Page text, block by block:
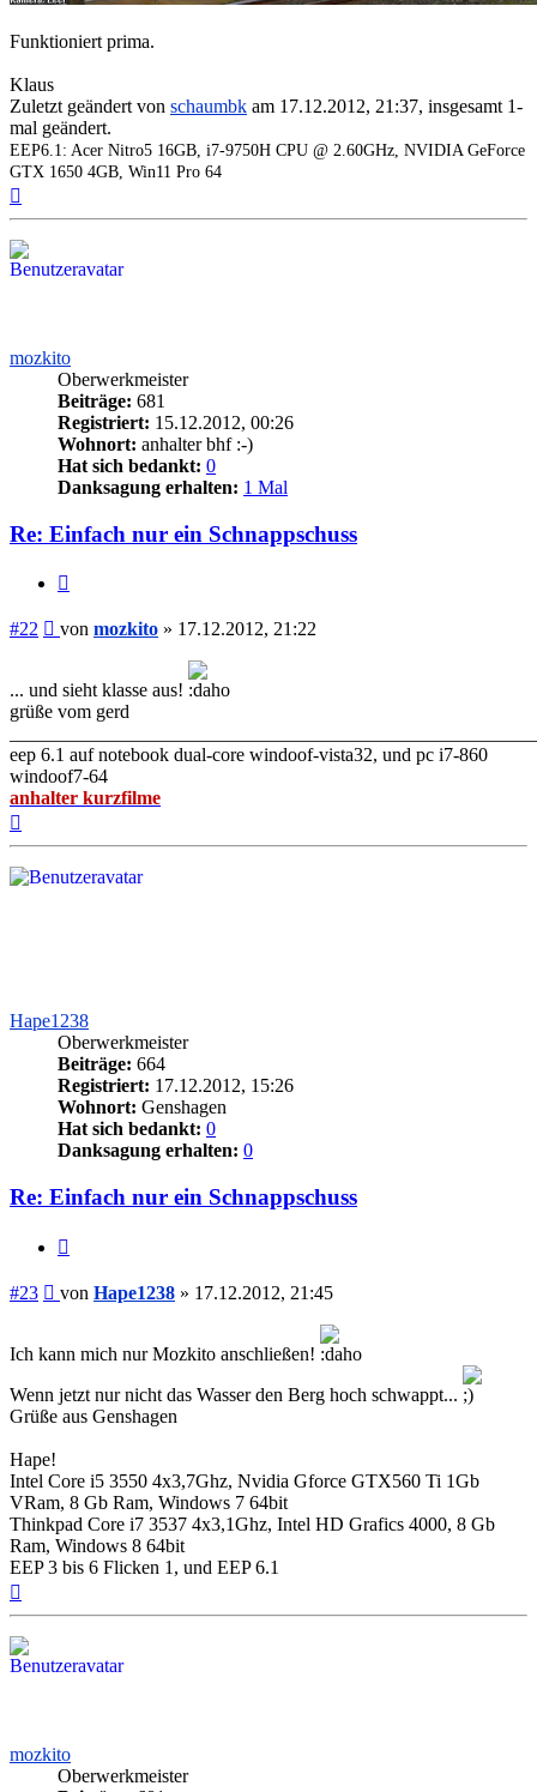
Funktioniert prima.
Klaus
Zuletzt geändert von schaumbk am 17.12.2012, 21:37, insgesamt 1-
mal geändert.
EEP6.1: Acer Nitro5 16GB, i7-9750H CPU @ 2.60GHz, NVIDIA GeForce
GTX 1650 4GB, Win11 Pro 64
mozkito
Oberwerkmeister
Beiträge: 681
Registriert: 15.12.2012, 00:26
Wohnort: anhalter bhf :-)
Hat sich bedankt: 0
Danksagung erhalten: 1 Mal
Re: Einfach nur ein Schnappschuss
#22 Beitrag
von mozkito » 17.12.2012, 21:22
... und sieht klasse aus!
grüße vom gerd
eep 6.1 auf notebook dual-core windoof-vista32, und pc i7-860
windoof7-64
anhalter kurzfilme
oben
Hape1238
Oberwerkmeister
Beiträge: 664
Registriert: 17.12.2012, 15:26
Wohnort: Genshagen
Hat sich bedankt: 0
Danksagung erhalten: 0
Re: Einfach nur ein Schnappschuss
#23 Beitrag
von Hape1238 » 17.12.2012, 21:45
Ich kann mich nur Mozkito anschließen!
Wenn jetzt nur nicht das Wasser den Berg hoch schwappt...
Grüße aus Genshagen
Hape!
Intel Core i5 3550 4x3,7Ghz, Nvidia Gforce GTX560 Ti 1Gb
VRam, 8 Gb Ram, Windows 7 64bit
Thinkpad Core i7 3537 4x3,1Ghz, Intel HD Grafics 4000, 8 Gb
Ram, Windows 8 64bit
EEP 3 bis 6 Flicken 1, und EEP 6.1
mozkito
Oberwerkmeister